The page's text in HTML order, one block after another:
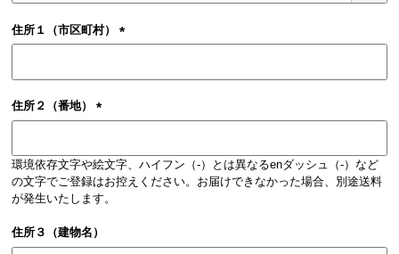
住所１（市区町村）
住所２（番地）
環境依存文字や絵文字、ハイフン（-）とは異なるenダッシュ（‐）など
の文字でご登録はお控えください。お届けできなかった場合、別途送料
が発生いたします。
住所３（建物名）